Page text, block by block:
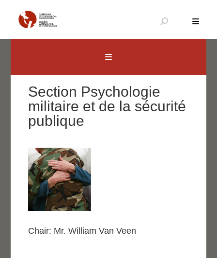
contenu
Canadian Psychological Association
The national voice for psychology in Canada
Section Psychologie
militaire et de la sécurité
publique
Chair: Mr. William Van Veen